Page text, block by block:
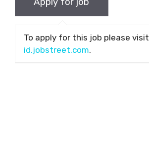
To apply for this job please visit
id.jobstreet.com.